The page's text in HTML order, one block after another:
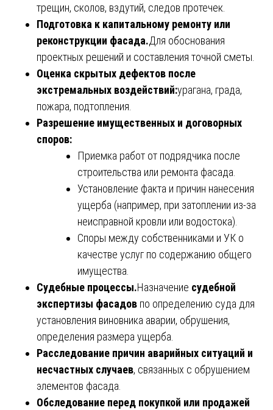
трещин, сколов, вздутий, следов протечек.
Подготовка к капитальному ремонту или
реконструкции фасада.Для обоснования
проектных решений и составления точной сметы.
Оценка скрытых дефектов после
экстремальных воздействий:урагана, града,
пожара, подтопления.
Разрешение имущественных и договорных
споров:
Приемка работ от подрядчика после
строительства или ремонта фасада.
Установление факта и причин нанесения
ущерба (например, при затоплении из-за
неисправной кровли или водостока).
Споры между собственниками и УК о
качестве услуг по содержанию общего
имущества.
Судебные процессы.Назначение судебной
экспертизы фасадов по определению суда для
установления виновника аварии, обрушения,
определения размера ущерба.
Расследование причин аварийных ситуаций и
несчастных случаев, связанных с обрушением
элементов фасада.
Обследование перед покупкой или продажей